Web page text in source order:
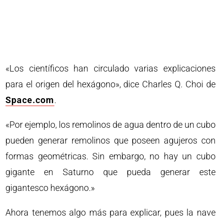
«Los científicos han circulado varias explicaciones
para el origen del hexágono», dice Charles Q. Choi de
Space.com.
«Por ejemplo, los remolinos de agua dentro de un cubo
pueden generar remolinos que poseen agujeros con
formas geométricas. Sin embargo, no hay un cubo
gigante en Saturno que pueda generar este
gigantesco hexágono.»
Ahora tenemos algo más para explicar, pues la nave